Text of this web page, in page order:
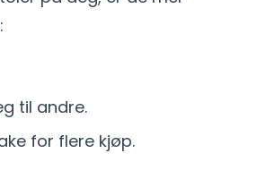
til andre.
for flere kjøp.